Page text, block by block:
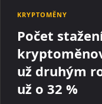
KRYPTOMĚNY
Počet
už druhým
už o 32 %